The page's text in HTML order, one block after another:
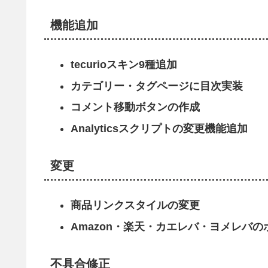
機能追加
tecurioスキン9種追加
カテゴリー・タグページに目次実装
コメント移動ボタンの作成
Analyticsスクリプトの変更機能追加
変更
商品リンクスタイルの変更
Amazon・楽天・カエレバ・ヨメレバの
不具合修正